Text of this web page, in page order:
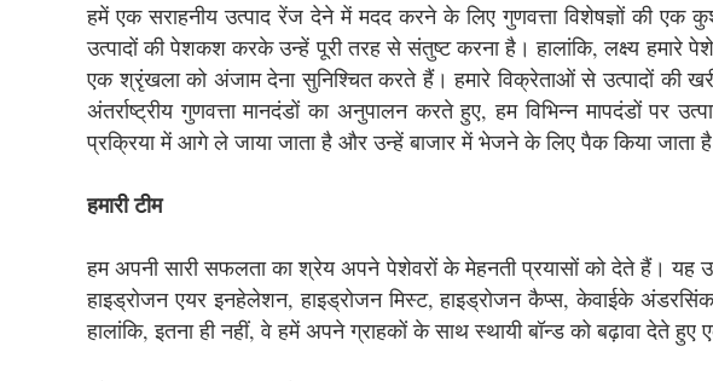
हमें एक सराहनीय उत्पाद रेंज देने में मदद करने के लिए गुणवत्ता विशेषज्ञों की एक
उत्पादों की पेशकश करके उन्हें पूरी तरह से संतुष्ट करना है। हालांकि, लक्ष्य हमारे
एक श्रृंखला को अंजाम देना सुनिश्चित करते हैं। हमारे विक्रेताओं से उत्पादों की
अंतर्राष्ट्रीय गुणवत्ता मानदंडों का अनुपालन करते हुए, हम विभिन्न मापदंडों
प्रक्रिया में आगे ले जाया जाता है और उन्हें बाजार में भेजने के लिए पैक किया जाता
हमारी टीम
हम अपनी सारी सफलता का श्रेय अपने पेशेवरों के मेहनती प्रयासों को देते हैं।
हाइड्रोजन एयर इनहेलेशन, हाइड्रोजन मिस्ट, हाइड्रोजन कैप्स, केवाईके
हालांकि, इतना ही नहीं, वे हमें अपने ग्राहकों के साथ स्थायी बॉन्ड को बढ़ावा देते